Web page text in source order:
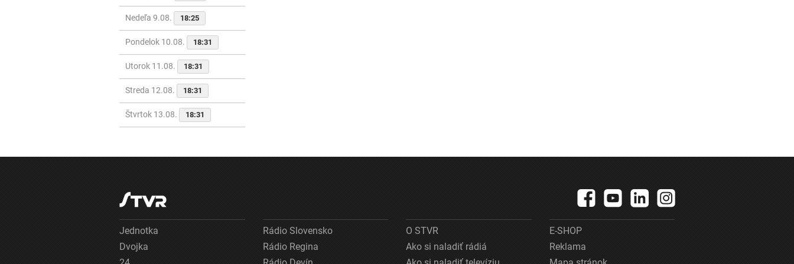
Nedeľa 9.08. 18:25
Pondelok 10.08. 18:31
Utorok 11.08. 18:31
Streda 12.08. 18:31
Štvrtok 13.08. 18:31
Jednotka
Dvojka
Rádio Slovensko
Rádio Regina
O STVR
Ako si naladiť rádiá
E-SHOP
Reklama